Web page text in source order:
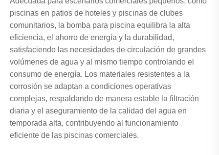
piscinas en patios de hoteles y piscinas de clubes
comunitarios, la bomba para piscina equilibra la alta
eficiencia, el ahorro de energía y la durabilidad,
satisfaciendo las necesidades de circulación de grandes
volúmenes de agua y al mismo tiempo controlando el
consumo de energía. Los materiales resistentes a la
corrosión se adaptan a condiciones operativas
complejas, respaldando de manera estable la filtración
diaria y el aseguramiento de la calidad del agua en
temporada alta, contribuyendo al funcionamiento
eficiente de las piscinas comerciales.